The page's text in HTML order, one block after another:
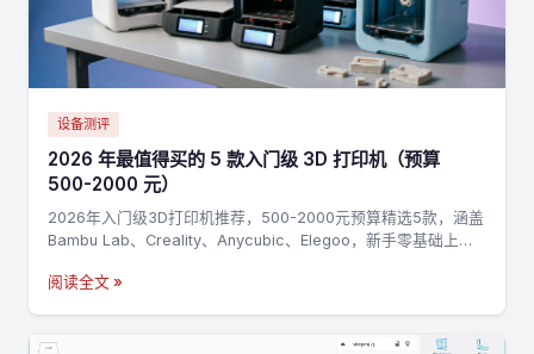
设备测评
2026 年最值得买的 5 款入门级 3D 打印机（预算
500-2000 元）
2026年入门级3D打印机推荐，500-2000元预算精选5款，涵盖
Bambu Lab、Creality、Anycubic、Elegoo，新手零基础上手
阅读全文 »